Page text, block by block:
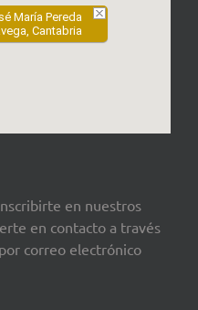
María Pereda
Cantabria
en nuestros
en contacto a través
correo electrónico